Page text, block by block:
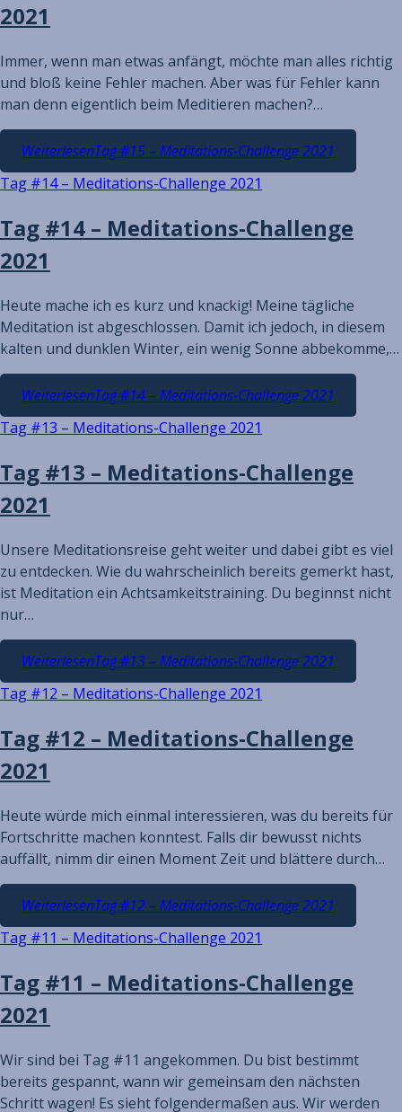
2021
Immer, wenn man etwas anfängt, möchte man alles richtig
und bloß keine Fehler machen. Aber was für Fehler kann
man denn eigentlich beim Meditieren machen?…
WeiterlesenTag #15 – Meditations-Challenge 2021
Tag #14 – Meditations-Challenge 2021
Tag #14 – Meditations-Challenge
2021
Heute mache ich es kurz und knackig! Meine tägliche
Meditation ist abgeschlossen. Damit ich jedoch, in diesem
kalten und dunklen Winter, ein wenig Sonne abbekomme,…
WeiterlesenTag #14 – Meditations-Challenge 2021
Tag #13 – Meditations-Challenge 2021
Tag #13 – Meditations-Challenge
2021
Unsere Meditationsreise geht weiter und dabei gibt es viel
zu entdecken. Wie du wahrscheinlich bereits gemerkt hast,
ist Meditation ein Achtsamkeitstraining. Du beginnst nicht
nur…
WeiterlesenTag #13 – Meditations-Challenge 2021
Tag #12 – Meditations-Challenge 2021
Tag #12 – Meditations-Challenge
2021
Heute würde mich einmal interessieren, was du bereits für
Fortschritte machen konntest. Falls dir bewusst nichts
auffällt, nimm dir einen Moment Zeit und blättere durch…
WeiterlesenTag #12 – Meditations-Challenge 2021
Tag #11 – Meditations-Challenge 2021
Tag #11 – Meditations-Challenge
2021
Wir sind bei Tag #11 angekommen. Du bist bestimmt
bereits gespannt, wann wir gemeinsam den nächsten
Schritt wagen! Es sieht folgendermaßen aus. Wir werden